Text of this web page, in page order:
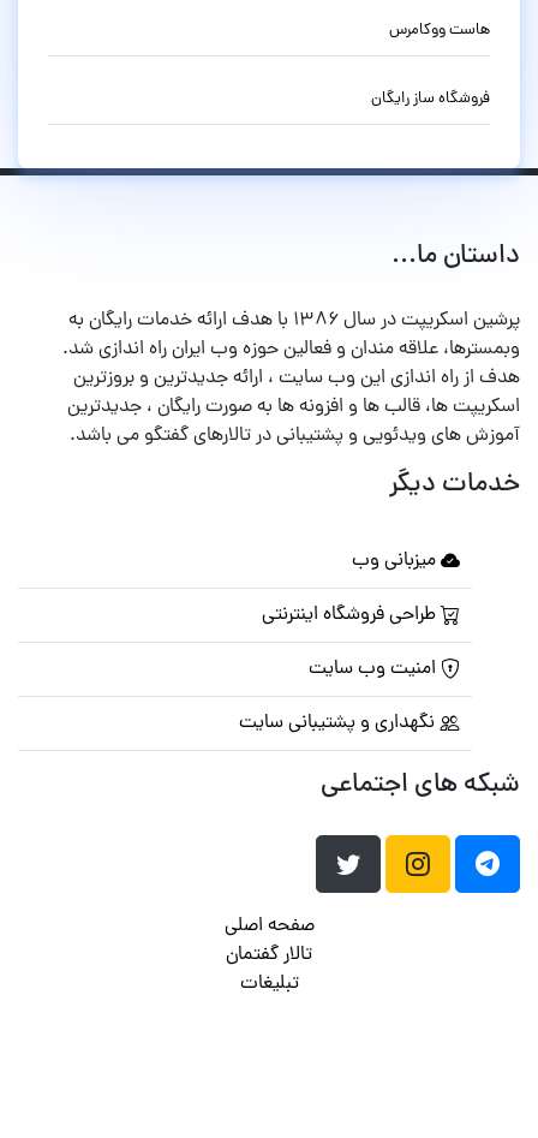
هاست ووکامرس
فروشگاه ساز رایگان
داستان ما...
پرشین اسکریپت در سال ۱۳۸۶ با هدف ارائه خدمات رایگان به
وبمسترها، علاقه مندان و فعالین حوزه وب ایران راه اندازی شد.
هدف از راه اندازی این وب سایت ، ارائه جدیدترین و بروزترین
اسکریپت ها، قالب ها و افزونه ها به صورت رایگان ، جدیدترین
آموزش های ویدئویی و پشتیبانی در تالارهای گفتگو می باشد.
خدمات دیگر
میزبانی وب
طراحی فروشگاه اینترنتی
امنیت وب سایت
نگهداری و پشتیبانی سایت
شبکه های اجتماعی
صفحه اصلی
تالار گفتمان
تبلیغات